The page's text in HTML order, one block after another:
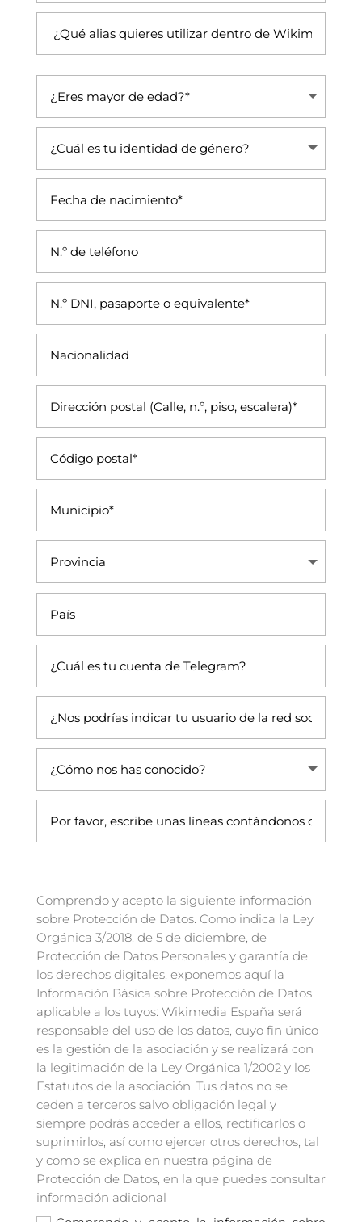
Comprendo y acepto la siguiente información
sobre Protección de Datos. Como indica la Ley
Orgánica 3/2018, de 5 de diciembre, de
Protección de Datos Personales y garantía de
los derechos digitales, exponemos aquí la
Información Básica sobre Protección de Datos
aplicable a los tuyos: Wikimedia España será
responsable del uso de los datos, cuyo fin único
es la gestión de la asociación y se realizará con
la legitimación de la Ley Orgánica 1/2002 y los
Estatutos de la asociación. Tus datos no se
ceden a terceros salvo obligación legal y
siempre podrás acceder a ellos, rectificarlos o
suprimirlos, así como ejercer otros derechos, tal
y como se explica en nuestra página de
Protección de Datos, en la que puedes consultar
información adicional